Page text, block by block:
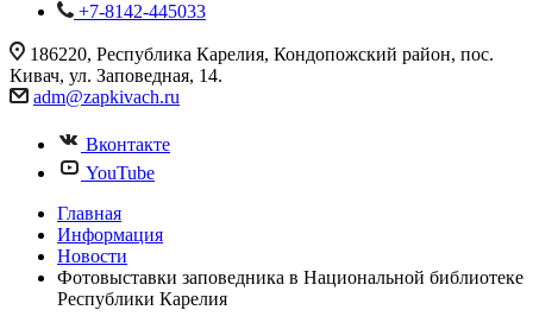
+7-8142-445033
186220, Республика Карелия, Кондопожский район, пос.
Кивач, ул. Заповедная, 14.
adm@zapkivach.ru
Вконтакте
YouTube
Главная
Информация
Новости
Фотовыставки заповедника в Национальной библиотеке
Республики Карелия